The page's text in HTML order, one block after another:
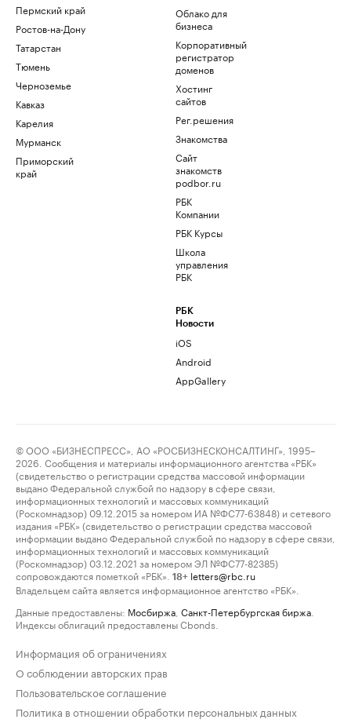
Пермский край
Ростов-на-Дону
Татарстан
Тюмень
Черноземье
Кавказ
Карелия
Мурманск
Приморский
край
Облако для
бизнеса
Корпоративный
регистратор
доменов
Хостинг
сайтов
Рег.решения
Знакомства
Сайт
знакомств
podbor.ru
РБК
Компании
РБК Курсы
Школа
управления
РБК
РБК
Новости
iOS
Android
AppGallery
© ООО «БИЗНЕСПРЕСС», АО «РОСБИЗНЕСКОНСАЛТИНГ», 1995–
2026. Сообщения и материалы информационного агентства «РБК»
(свидетельство о регистрации средства массовой информации
выдано Федеральной службой по надзору в сфере связи,
информационных технологий и массовых коммуникаций
(Роскомнадзор) 09.12.2015 за номером ИА №ФС77-63848) и сетевого
издания «РБК» (свидетельство о регистрации средства массовой
информации выдано Федеральной службой по надзору в сфере связи,
информационных технологий и массовых коммуникаций
(Роскомнадзор) 03.12.2021 за номером ЭЛ №ФС77-82385)
сопровождаются пометкой «РБК».
18+ letters@rbc.ru
Владельцем сайта является информационное агентство «РБК».
Данные предоставлены: Мосбиржа Санкт-Петербургская биржа
Индексы облигаций предоставлены Cbonds.
Информация об ограничениях
О соблюдении авторских прав
Пользовательское соглашение
Политика в отношении обработки персональных данных